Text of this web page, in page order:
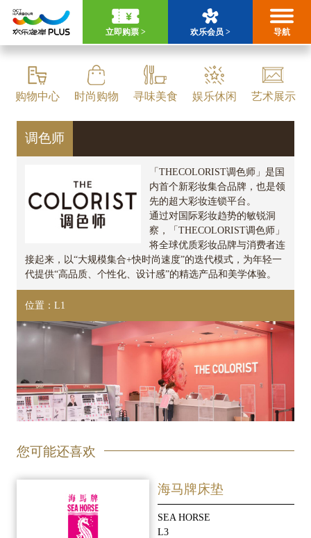
立即购票 > 欢乐会员 > 导航
购物中心 时尚购物 寻味美食 娱乐休闲 艺术展示
调色师
「THECOLORIST调色师」是国
内首个新彩妆集合品牌，也是领
先的超大彩妆连锁平台。
通过对国际彩妆趋势的敏锐洞
察，「THECOLORIST调色师」
将全球优质彩妆品牌与消费者连
接起来，以“大规模集合+快时尚速度”的迭代模式，为年轻一
代提供“高品质、个性化、设计感”的精选产品和美学体验。
位置：L1
您可能还喜欢
海马牌床垫
SEA HORSE
L3